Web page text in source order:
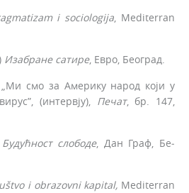
i sociologija, Mediterran
Изабране сатире, Евро, Београд.
смо за Америку народ који у
(интервју), Печат, бр. 147,
Будућност слободе, Дан Граф, Бе­
i obrazovni kapital, Mediter­ran